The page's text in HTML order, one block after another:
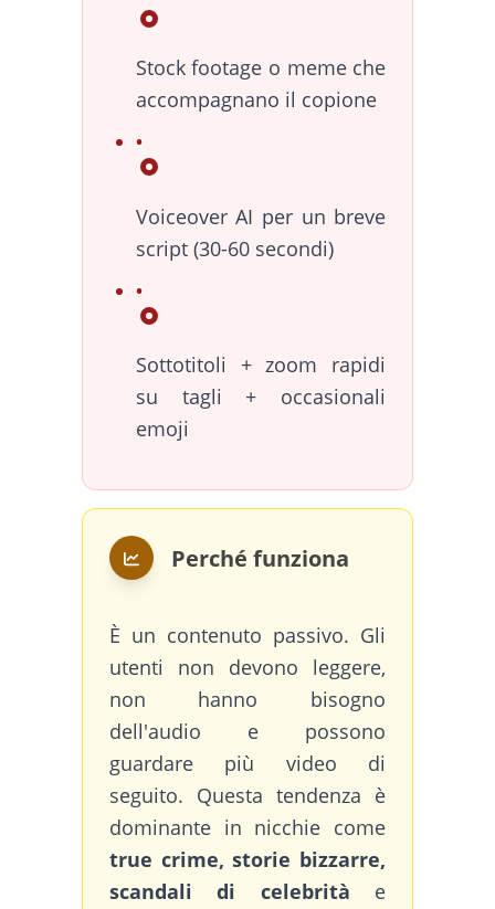
Stock footage o meme che
accompagnano il copione
Voiceover AI per un breve
script (30-60 secondi)
Sottotitoli + zoom rapidi
su tagli + occasionali
emoji
Perché funziona
È un contenuto passivo. Gli
utenti non devono leggere,
non hanno bisogno
dell'audio e possono
guardare più video di
seguito. Questa tendenza è
dominante in nicchie come
true crime, storie bizzarre,
scandali di celebrità e